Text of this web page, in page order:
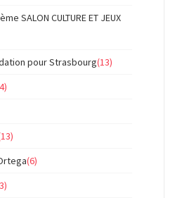
SALON CULTURE ET JEUX
pour Strasbourg(13)
(6)